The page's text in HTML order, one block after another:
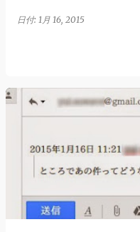
日付: 1月 16, 2015